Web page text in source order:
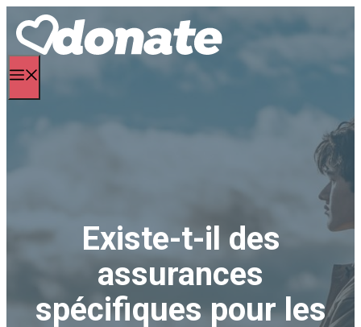
Aller
contenu
Existe-t-il des
assurances
spécifiques pour les